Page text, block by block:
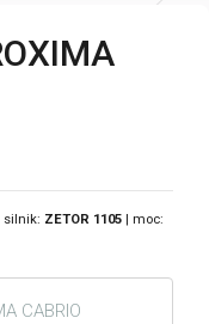
ZETOR 1105 | moc:
CABRIO